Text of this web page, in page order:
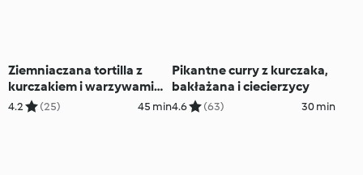
Ziemniaczana tortilla z
kurczakiem i warzywami
(TM7, TM6, TM5)
4.2 (25) 45 min
Pikantne curry z kurczaka,
bakłażana i ciecierzycy
4.6 (63) 30 min